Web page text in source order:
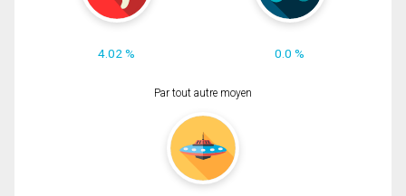
4.02 % 0.0 %
Par tout autre moyen